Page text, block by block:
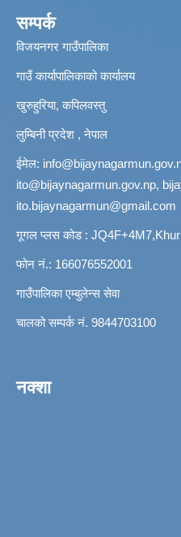
सम्पर्क
विजयनगर गाउँपालिका
गाउँ कार्यापालिकाको कार्यालय
खुरुहुरिया, कपिलवस्तु
लुम्बिनी प्रदेश , नेपाल
ईमेल:
ito@bijaynagarmun.gov.np,
ito.bijaynagarmun@gmail.com
गूगल प्लस कोड :
फोन नं.: 166076552001
गाउँपालिका एम्बुलेन्स सेवा
चालको सम्पर्क नं. 9844703100
नक्शा